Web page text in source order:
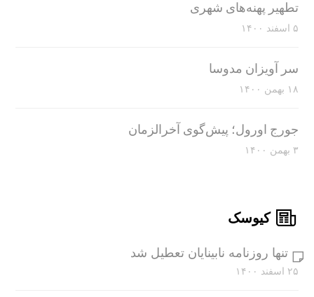
تطهیر پهنه‌های شهری
۵ اسفند ۱۴۰۰
سر آویزان مدوسا
۱۸ بهمن ۱۴۰۰
جورج اورول؛ پیش‌گوی آخرالزمان
۳ بهمن ۱۴۰۰
کیوسک
تنها روزنامه نابینایان تعطیل شد
۲۵ اسفند ۱۴۰۰